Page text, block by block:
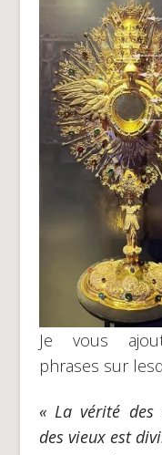
Je vous
phrases sur
« La vérité des
des vieux est